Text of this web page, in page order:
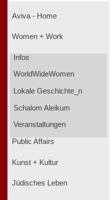
Aviva - Home
Women + Work
Infos
WorldWideWomen
Lokale Geschichte_n
Schalom Aleikum
Veranstaltungen
Public Affairs
Kunst + Kultur
Jüdisches Leben